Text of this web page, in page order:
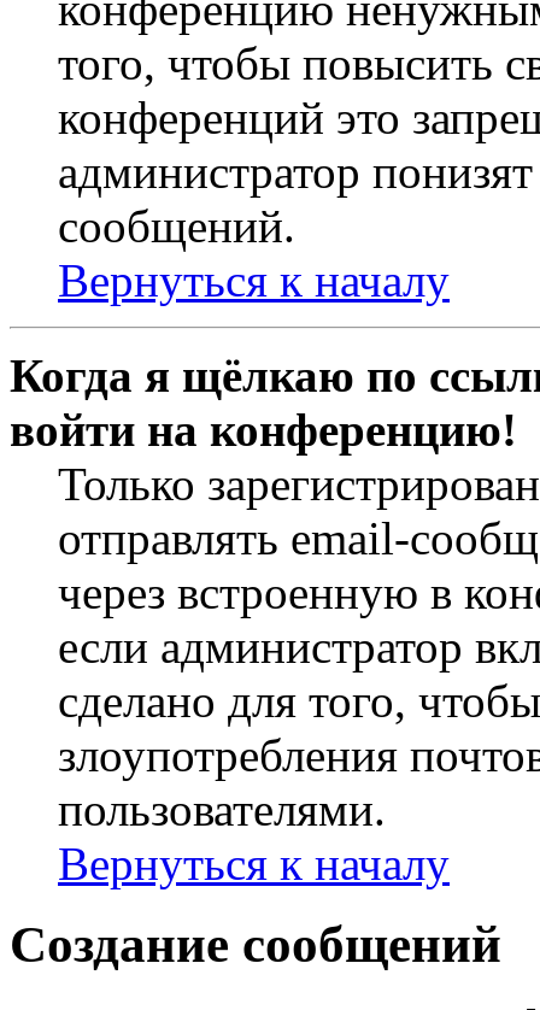
того, чтобы повысить
конференций это
администратор
сообщений.
Вернуться к началу
Когда я щёлкаю по
войти на конференцию!
Только
отправлять email-
через встроенную в
если администратор
сделано для того,
злоупотребления
пользователями.
Вернуться к началу
Создание сообщений